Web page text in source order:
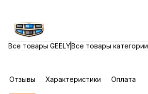
Все товары GEELYВсе товары категории
Отзывы Характеристики Оплата